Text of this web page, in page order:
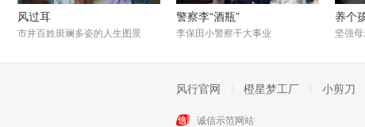
风过耳
市井百姓斑斓多姿的人生图景
警察李“酒瓶”
李保田小警察干大事业
养个
坚强
风行官网 橙星梦工厂 小剪刀
诚信示范网站